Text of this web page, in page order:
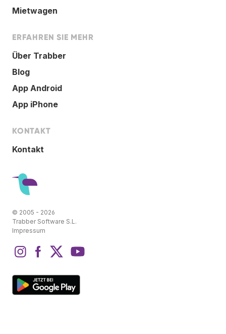
Mietwagen
ERFAHREN SIE MEHR
Über Trabber
Blog
App Android
App iPhone
KONTAKT
Kontakt
© 2005 - 2026
Trabber Software S.L.
Impressum